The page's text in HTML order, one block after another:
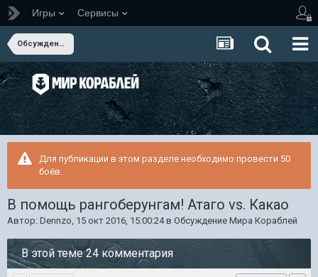
Игры Сервисы
Обсуждение Мира Кораблей
Для публикации в этом разделе необходимо провести 50
боёв.
В помощь рангоберунгам! Атаго vs. Какао
Автор: Dennzo, 15 окт 2016, 15:00:24в Обсуждение Мира Кораблей
В этой теме 24 комментария